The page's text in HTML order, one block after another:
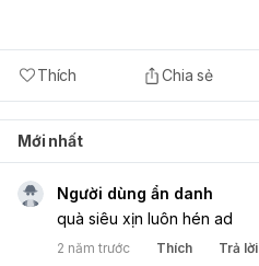
Thích Chia sẻ
Mới nhất
Người dùng ẩn danh
quà siêu xịn luôn hén ad
2 năm trước Thích Trả lời